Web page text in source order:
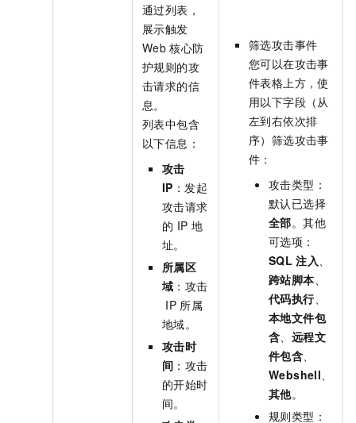
通过列表，
展示触发
Web 核心防
护规则的攻
击请求的信
息。
列表中包含
以下信息：
攻击
IP ：发起
攻击请求
的 IP 地
址。
所属区
域 ：攻击
IP 所属
地域。
攻击时
间 ：攻击
的开始时
间。
筛选攻击事件
您可以在攻击事
件表格上方，使
用以下字段（从
左到右依次排
序）筛选攻击事
件：
攻击类型：
默认已选择
全部。其他
可选项：
SQL 注入
跨站脚本
代码执行、
本地文件包
含
远程文
件包含
Webshell
其他。
规则类型：